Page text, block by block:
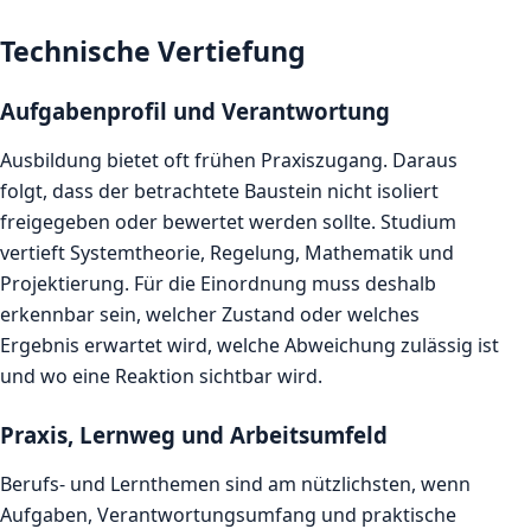
Technische Vertiefung
Aufgabenprofil und Verantwortung
Ausbildung bietet oft frühen Praxiszugang. Daraus
folgt, dass der betrachtete Baustein nicht isoliert
freigegeben oder bewertet werden sollte. Studium
vertieft Systemtheorie, Regelung, Mathematik und
Projektierung. Für die Einordnung muss deshalb
erkennbar sein, welcher Zustand oder welches
Ergebnis erwartet wird, welche Abweichung zulässig ist
und wo eine Reaktion sichtbar wird.
Praxis, Lernweg und Arbeitsumfeld
Berufs- und Lernthemen sind am nützlichsten, wenn
Aufgaben, Verantwortungsumfang und praktische